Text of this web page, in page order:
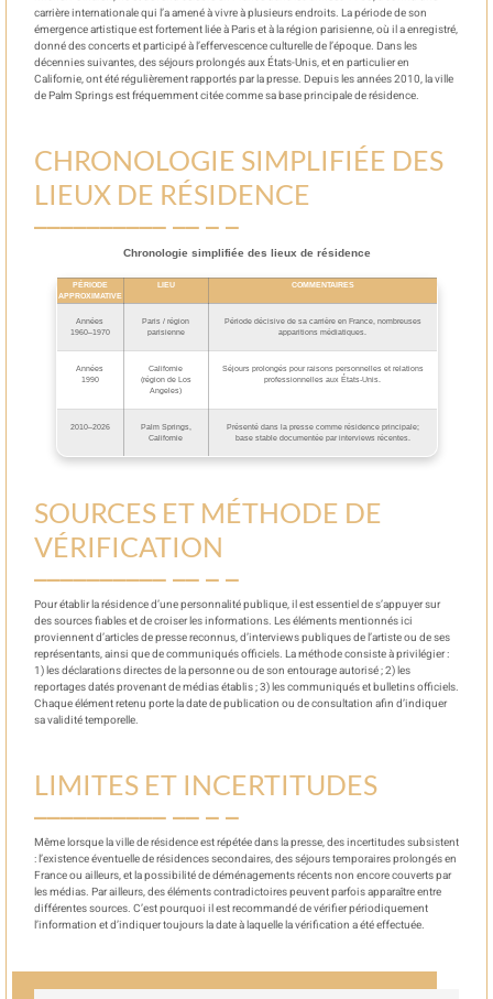
carrière internationale qui l’a amené à vivre à plusieurs endroits. La période de son
émergence artistique est fortement liée à Paris et à la région parisienne, où il a enregistré,
donné des concerts et participé à l’effervescence culturelle de l’époque. Dans les
décennies suivantes, des séjours prolongés aux États-Unis, et en particulier en
Californie, ont été régulièrement rapportés par la presse. Depuis les années 2010, la ville
de Palm Springs est fréquemment citée comme sa base principale de résidence.
CHRONOLOGIE SIMPLIFIÉE DES
LIEUX DE RÉSIDENCE
Chronologie simplifiée des lieux de résidence
PÉRIODE
APPROXIMATIVE
LIEU COMMENTAIRES
Années
1960–1970
Paris / région
parisienne
Période décisive de sa carrière en France, nombreuses
apparitions médiatiques.
Années
1990
Californie
(région de Los
Angeles)
Séjours prolongés pour raisons personnelles et relations
professionnelles aux États-Unis.
2010–2026
Palm Springs,
Californie
Présenté dans la presse comme résidence principale;
base stable documentée par interviews récentes.
SOURCES ET MÉTHODE DE
VÉRIFICATION
Pour établir la résidence d’une personnalité publique, il est essentiel de s’appuyer sur
des sources fiables et de croiser les informations. Les éléments mentionnés ici
proviennent d’articles de presse reconnus, d’interviews publiques de l’artiste ou de ses
représentants, ainsi que de communiqués officiels. La méthode consiste à privilégier :
1) les déclarations directes de la personne ou de son entourage autorisé ; 2) les
reportages datés provenant de médias établis ; 3) les communiqués et bulletins officiels.
Chaque élément retenu porte la date de publication ou de consultation afin d’indiquer
sa validité temporelle.
LIMITES ET INCERTITUDES
Même lorsque la ville de résidence est répétée dans la presse, des incertitudes subsistent
: l’existence éventuelle de résidences secondaires, des séjours temporaires prolongés en
France ou ailleurs, et la possibilité de déménagements récents non encore couverts par
les médias. Par ailleurs, des éléments contradictoires peuvent parfois apparaître entre
différentes sources. C’est pourquoi il est recommandé de vérifier périodiquement
l’information et d’indiquer toujours la date à laquelle la vérification a été effectuée.